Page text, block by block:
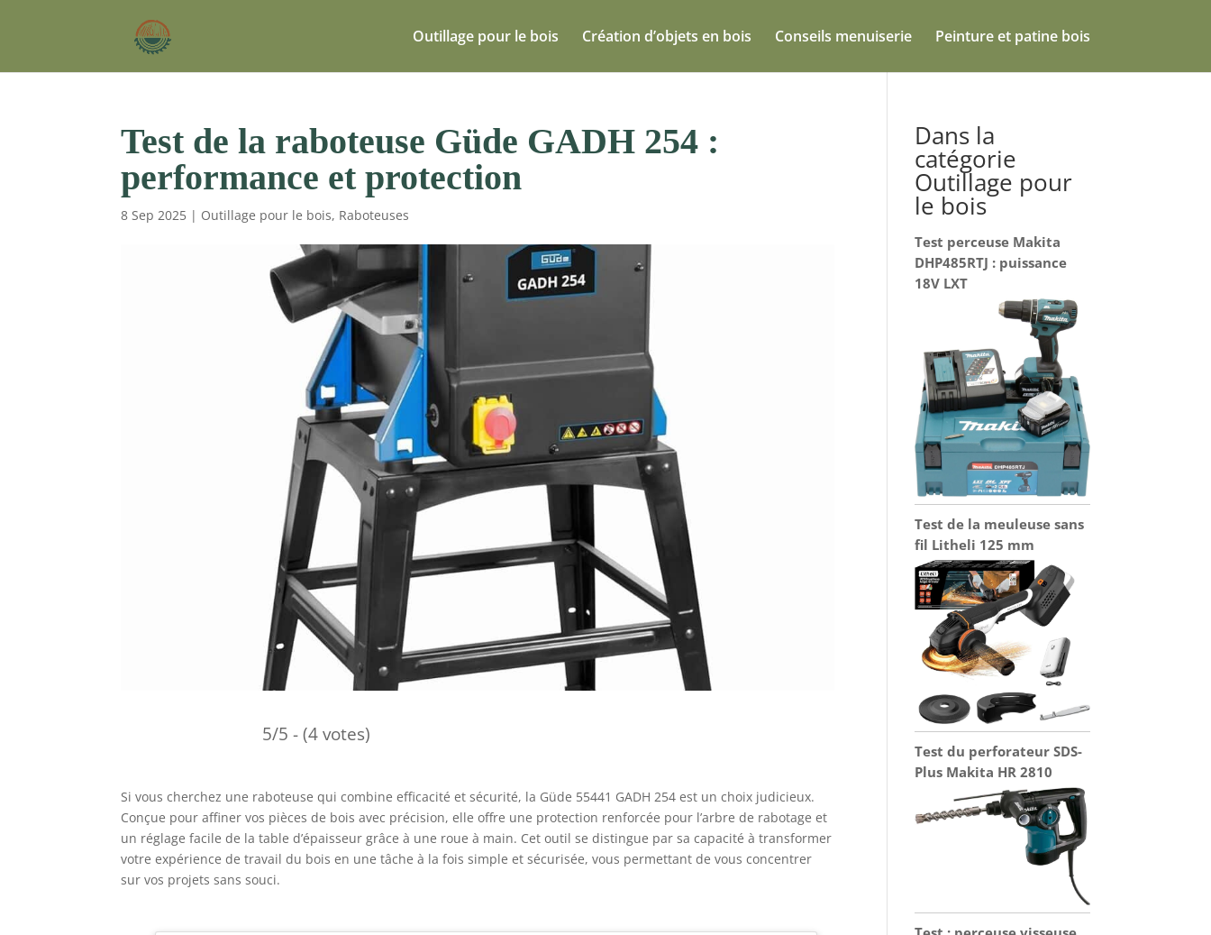
Outillage pour le bois Création d’objets en bois Conseils menuiserie Peinture et patine bois
Test de la raboteuse Güde GADH 254 :
performance et protection
8 Sep 2025 | Outillage pour le bois, Raboteuses
5/5 - (4 votes)
Si vous cherchez une raboteuse qui combine efficacité et sécurité, la Güde 55441 GADH 254 est un choix judicieux.
Conçue pour affiner vos pièces de bois avec précision, elle offre une protection renforcée pour l’arbre de rabotage et
un réglage facile de la table d’épaisseur grâce à une roue à main. Cet outil se distingue par sa capacité à transformer
votre expérience de travail du bois en une tâche à la fois simple et sécurisée, vous permettant de vous concentrer
sur vos projets sans souci.
Dans la
catégorie
Outillage pour
le bois
Test perceuse Makita
DHP485RTJ : puissance
18V LXT
Test de la meuleuse sans
fil Litheli 125 mm
Test du perforateur SDS-
Plus Makita HR 2810